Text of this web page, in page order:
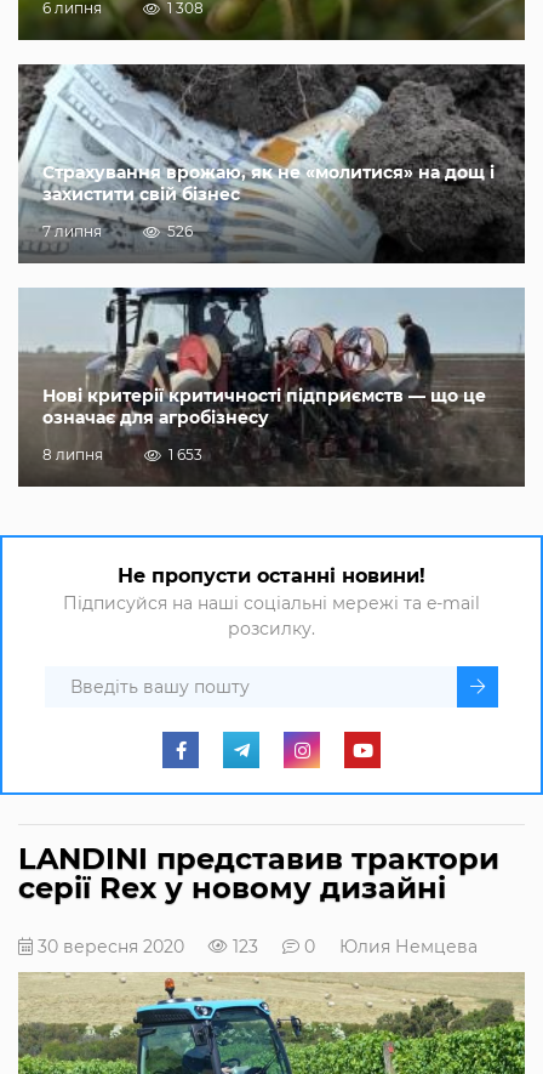
6 липня 1 308
Страхування врожаю, як не «молитися» на дощ і
захистити свій бізнес
7 липня 526
Нові критерії критичності підприємств — що це
означає для агробізнесу
8 липня 1 653
Не пропусти останні новини!
Підписуйся на наші соціальні мережі та e-mail
розсилку.
LANDINI представив трактори
серії Rex у новому дизайні
30 вересня 2020 123 0 Юлия Немцева